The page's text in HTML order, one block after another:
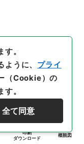
印刷
ダウンロード
概観図
。
うに、 プライ
（Cookie）の
。
全て同意